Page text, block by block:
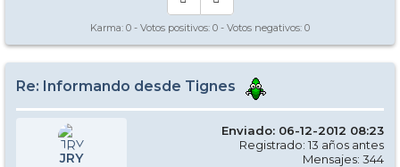
Karma: 0 - Votos positivos: 0 - Votos negativos: 0
Re: Informando desde Tignes
JRY
Enviado: 06-12-2012 08:23
Registrado: 13 años antes
Mensajes: 344